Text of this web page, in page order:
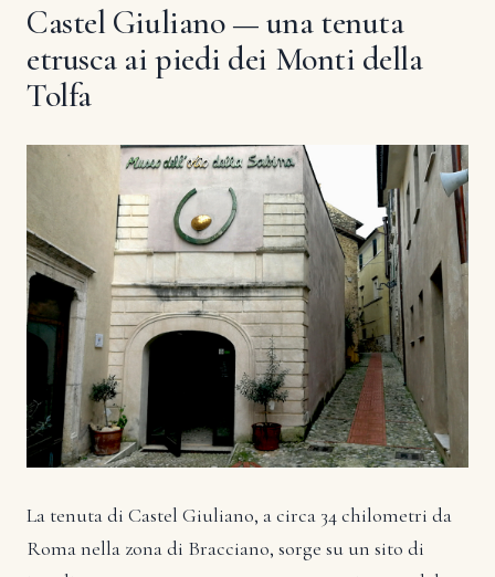
Castel Giuliano — una tenuta
etrusca ai piedi dei Monti della
Tolfa
La tenuta di Castel Giuliano, a circa 34 chilometri da
Roma nella zona di Bracciano, sorge su un sito di